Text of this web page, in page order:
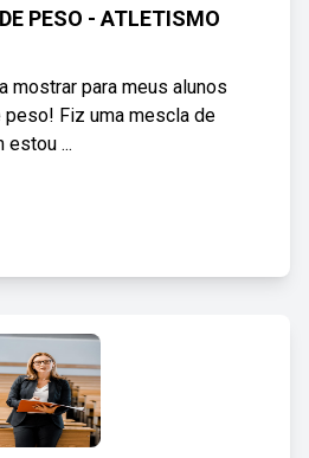
PESO - ATLETISMO
mostrar para meus alunos
Fiz uma mescla de
estou ...